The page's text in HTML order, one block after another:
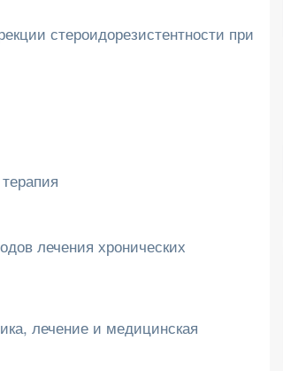
стероидорезистентности при
лечения хронических
лечение и медицинская